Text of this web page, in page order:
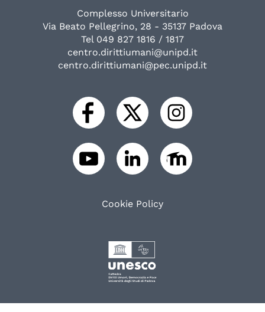
Complesso Universitario
Via Beato Pellegrino, 28 - 35137 Padova
Tel 049 827 1816 / 1817
centro.dirittiumani@unipd.it
centro.dirittiumani@pec.unipd.it
Cookie Policy